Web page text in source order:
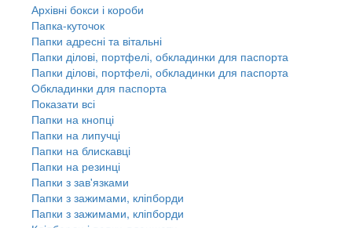
Архівні бокси і короби
Папка-куточок
Папки адресні та вітальні
Папки ділові, портфелі, обкладинки для паспорта
Папки ділові, портфелі, обкладинки для паспорта
Обкладинки для паспорта
Показати всі
Папки на кнопці
Папки на липучці
Папки на блискавці
Папки на резинці
Папки з зав'язками
Папки з зажимами, кліпборди
Папки з зажимами, кліпборди